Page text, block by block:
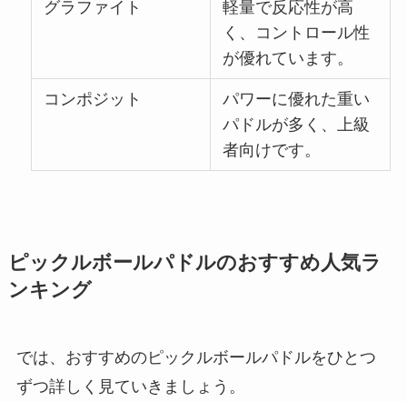
グラファイト
軽量で反応性が高
く、コントロール性
が優れています。
コンポジット
パワーに優れた重い
パドルが多く、上級
者向けです。
ピックルボールパドルのおすすめ人気ラ
ンキング
では、おすすめのピックルボールパドルをひとつ
ずつ詳しく見ていきましょう。